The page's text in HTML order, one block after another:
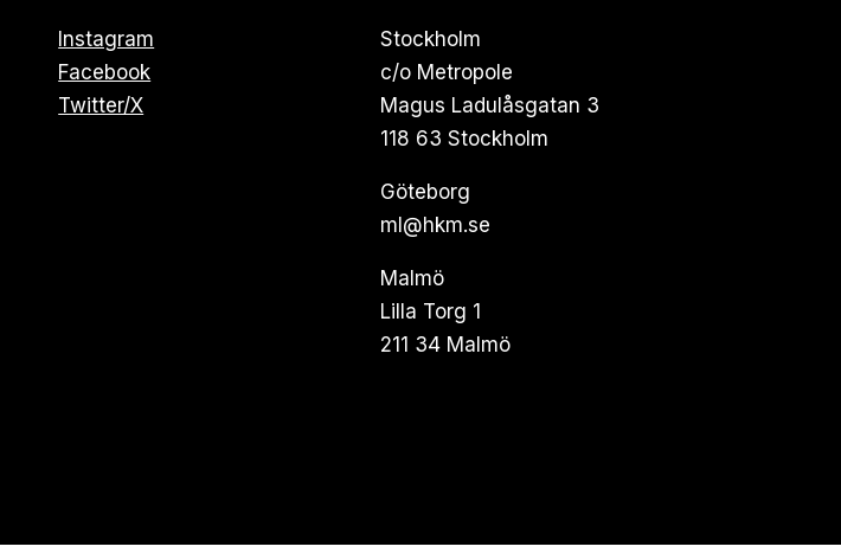
Instagram
Facebook
Twitter/X
Stockholm
c/o Metropole
Magus Ladulåsgatan 3
118 63 Stockholm
Göteborg
ml@hkm.se
Malmö
Lilla Torg 1
211 34 Malmö